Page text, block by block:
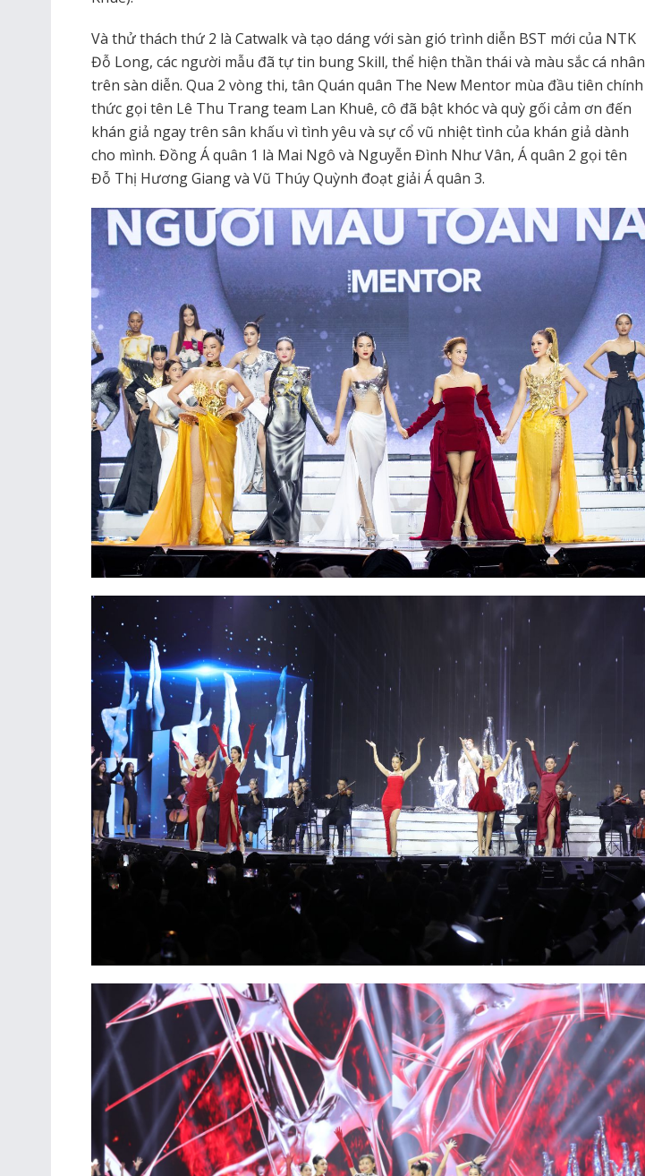
Và thử thách thứ 2 là Catwalk và tạo dáng với sàn gió trình diễn BST mới của NTK
Đỗ Long, các người mẫu đã tự tin bung Skill, thể hiện thần thái và màu sắc cá nhân
trên sàn diễn. Qua 2 vòng thi, tân Quán quân The New Mentor mùa đầu tiên chính
thức gọi tên Lê Thu Trang team Lan Khuê, cô đã bật khóc và quỳ gối cảm ơn đến
khán giả ngay trên sân khấu vì tình yêu và sự cổ vũ nhiệt tình của khán giả dành
cho mình. Đồng Á quân 1 là Mai Ngô và Nguyễn Đình Như Vân, Á quân 2 gọi tên
Đỗ Thị Hương Giang và Vũ Thúy Quỳnh đoạt giải Á quân 3.